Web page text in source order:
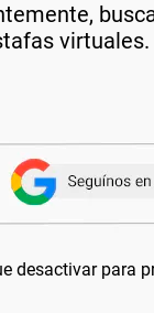
virtuales.